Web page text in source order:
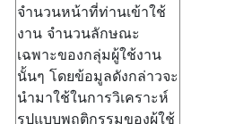
จำนวนหน้าที่ท่านเข้าใช้
งาน จำนวนลักษณะ
เฉพาะของกลุ่มผู้ใช้งาน
นั้นๆ โดยข้อมูลดังกล่าวจะ
นำมาใช้ในการวิเคราะห์
รูปแบบพฤติกรรมของผู้ใช้